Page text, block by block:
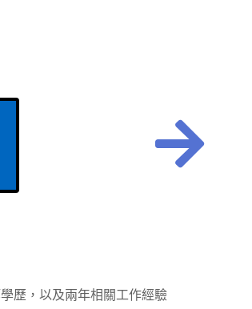
歷，以及兩年相關工作經驗